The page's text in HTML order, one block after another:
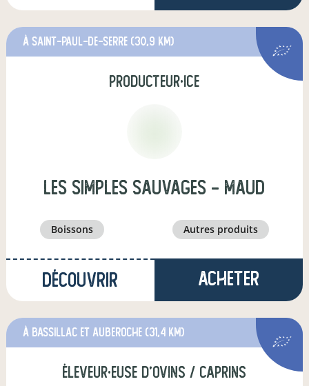
à Saint-Paul-de-Serre (30,9 km)
producteur·ice
Les Simples Sauvages - Maud
boissons autres produits
Découvrir Acheter
à Bassillac et Auberoche (31,4 km)
éleveur·euse d'ovins / caprins